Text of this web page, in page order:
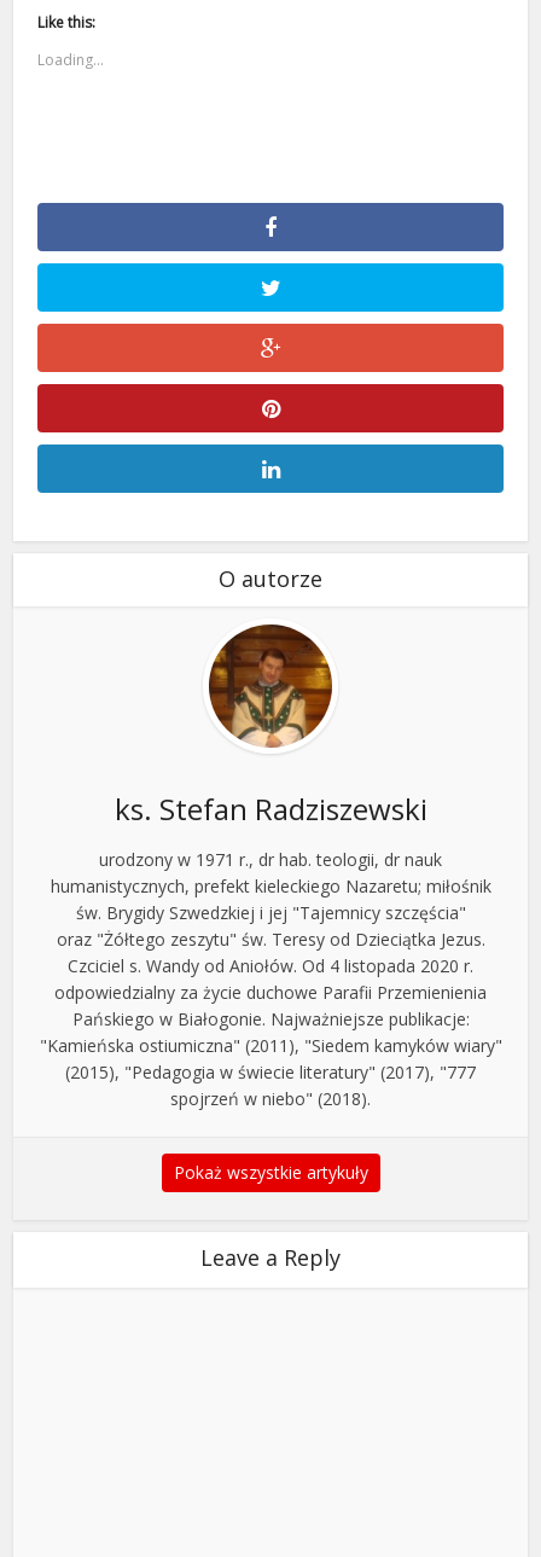
Like this:
Loading...
O autorze
ks. Stefan Radziszewski
urodzony w 1971 r., dr hab. teologii, dr nauk
humanistycznych, prefekt kieleckiego Nazaretu; miłośnik
św. Brygidy Szwedzkiej i jej "Tajemnicy szczęścia"
oraz "Żółtego zeszytu" św. Teresy od Dzieciątka Jezus.
Czciciel s. Wandy od Aniołów. Od 4 listopada 2020 r.
odpowiedzialny za życie duchowe Parafii Przemienienia
Pańskiego w Białogonie. Najważniejsze publikacje:
"Kamieńska ostiumiczna" (2011), "Siedem kamyków wiary"
(2015), "Pedagogia w świecie literatury" (2017), "777
spojrzeń w niebo" (2018).
Pokaż wszystkie artykuły
Leave a Reply